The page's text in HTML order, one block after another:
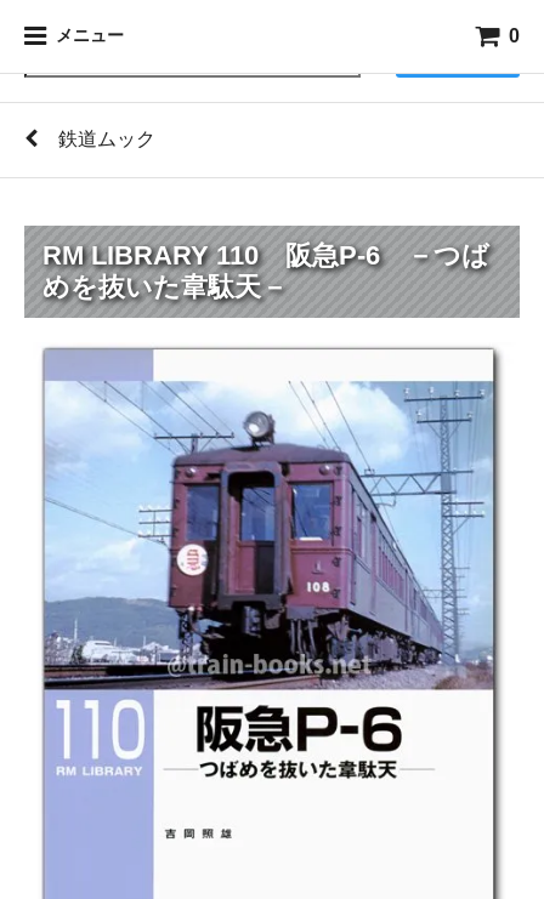
メニュー 0
鉄道ムック
RM LIBRARY 110 阪急P-6 －つば
めを抜いた韋駄天－